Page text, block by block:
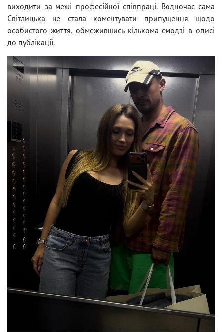
виходити за межі професійної співпраці. Водночас сама
Світлицька не стала коментувати припущення щодо
особистого життя, обмежившись кількома емодзі в описі
до публікації.